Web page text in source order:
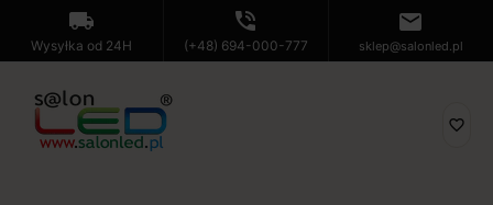
local_shipping
Wysyłka od 24H
phone_in_talk
(+48) 694-000-777
mail
sklep@salonled.pl
favorite_border